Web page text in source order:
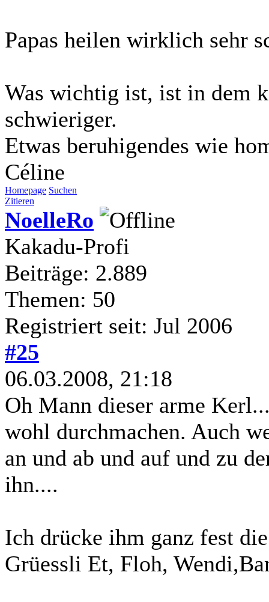
Papas heilen wirklich sehr
Was wichtig ist, ist in dem
schwieriger.
Etwas beruhigendes wie
Céline
Homepage Suchen
Zitieren
NoelleRo
Kakadu-Profi
Beiträge: 2.889
Themen: 50
Registriert seit: Jul 2006
#25
06.03.2008, 21:18
Oh Mann dieser arme
wohl durchmachen. Auch
an und ab und auf und zu
ihn....
Ich drücke ihm ganz fest
Grüessli Et, Floh,